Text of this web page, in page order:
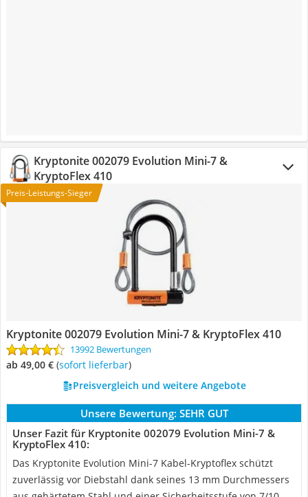
Kryptonite 002079 Evolution Mini-7 &
KryptoFlex 410
Preis-Leistungs-Sieger
Kryptonite 002079 Evolution Mini-7 & KryptoFlex 410
13992 Bewertungen
ab 49,00 € ( Sofort lieferbar)
Preisvergleich und weitere Angebote
Unsere Bewertung: SEHR GUT
Unser Fazit für Kryptonite 002079 Evolution Mini-7 &
KryptoFlex 410:
Das Kryptonite Evolution Mini-7 Kabel-Kryptoflex schützt
zuverlässig vor Diebstahl dank seines 13 mm Durchmessers